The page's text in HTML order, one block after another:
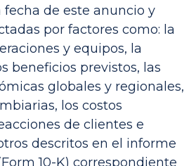
fecha de este anuncio y
por factores como: la
y equipos, la
beneficios previstos, las
globales y regionales,
los costos
de clientes e
descritos en el informe
10-K) correspondiente